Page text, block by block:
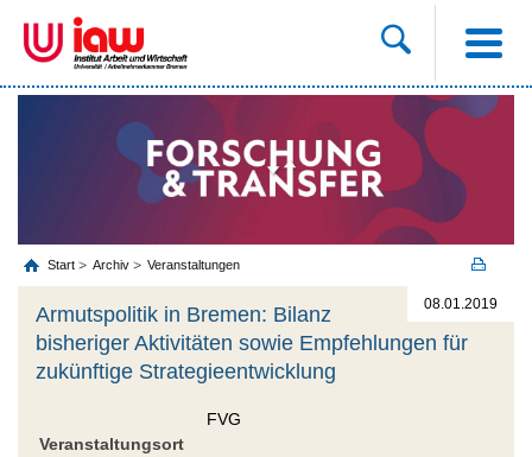
Start Archiv Veranstaltungen
08.01.2019
Armutspolitik in Bremen: Bilanz
bisheriger Aktivitäten sowie Empfehlungen für
zukünftige Strategieentwicklung
Veranstaltungsort
FVG